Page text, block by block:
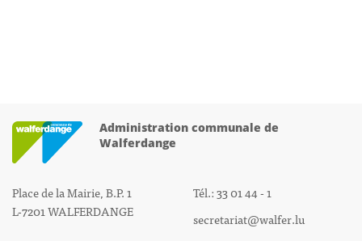
Administration communale de
Walferdange
Place de la Mairie, B.P. 1
L-7201 WALFERDANGE
Tél.: 33 01 44 - 1
secretariat@walfer.lu